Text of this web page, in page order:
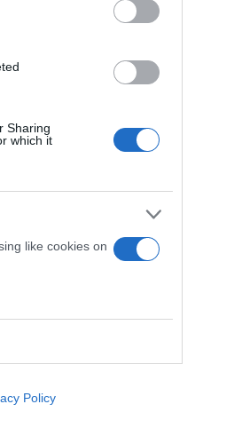
Sharing
which it
like cookies on
Policy